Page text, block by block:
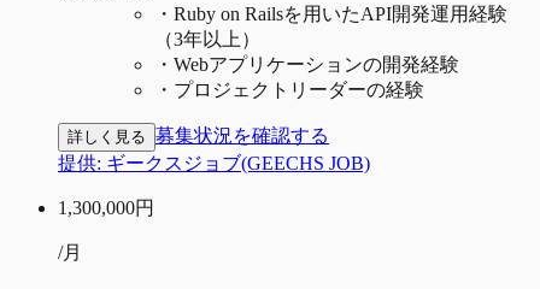
・ Ruby on Railsを用いたAPI開発運用経験
（3年以上）
・ Webアプリケーションの開発経験
・ プロジェクトリーダーの経験
詳しく見る 募集状況を確認する
提供: ギークスジョブ(GEECHS JOB)
1,300,000円
/月